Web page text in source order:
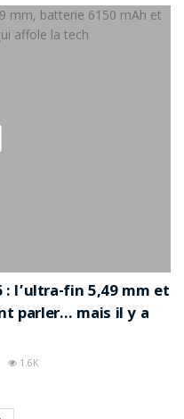
: l’ultra-fin 5,49 mm et
parler… mais il y a
1.6K